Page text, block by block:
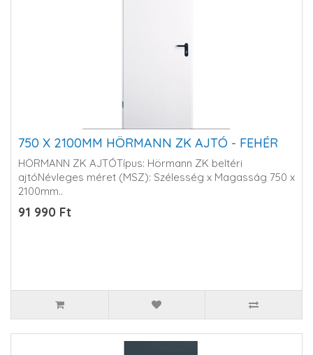
750 X 2100MM HÖRMANN ZK AJTÓ - FEHÉR
HÖRMANN ZK AJTÓTípus: Hörmann ZK beltéri
ajtóNévleges méret (MSZ): Szélesség x Magasság 750 x
2100mm..
91 990 Ft